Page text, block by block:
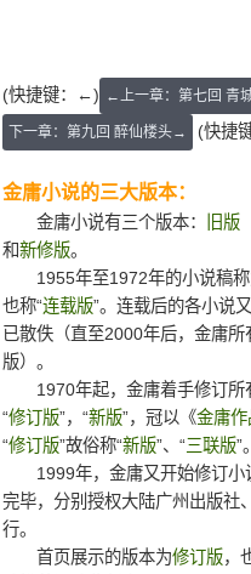
(快捷键：←) ←上一章：第七回 青
下一章：第九回 醉仙楼头→ (快捷
金庸小说的三大版本：
金庸小说有三个版本： 旧版
和新修版。
1955年至1972年的小说稿称
也称“连载版”。连载后的各小说
已散佚（直至2000年后，金庸
版）。
1970年起，金庸着手修订所
“修订版”，“新版”，冠以《金庸作
“修订版”故俗称“新版”、“三联版”。
1999年，金庸又开始修订小
完毕，分别授权大陆广州出版社
行。
首页展示的版本为修订版，